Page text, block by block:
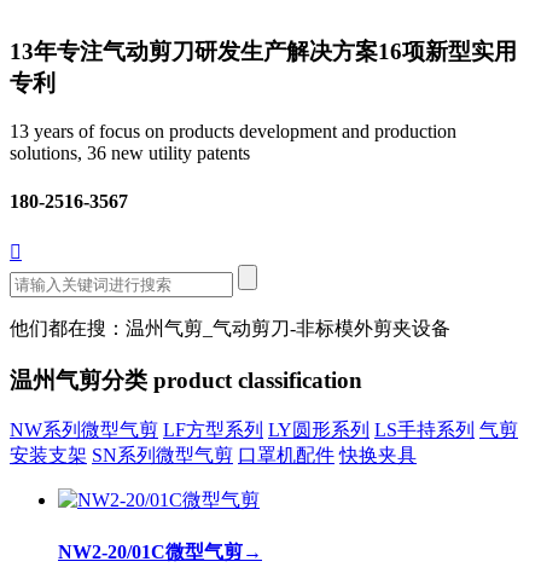
13年专注气动剪刀研发生产解决方案16项新型实用
专利
13 years of focus on products development and production
solutions, 36 new utility patents
180-2516-3567

他们都在搜：温州气剪_气动剪刀-非标模外剪夹设备
温州气剪分类 product classification
NW系列微型气剪 LF方型系列 LY圆形系列 LS手持系列 气剪
安装支架 SN系列微型气剪 口罩机配件 快换夹具
NW2-20/01C微型气剪→